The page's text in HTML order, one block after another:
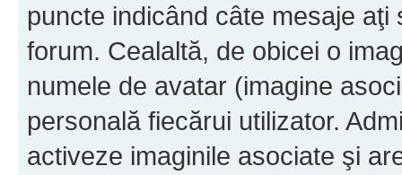
puncte indicând câte mesaje
forum. Cealaltă, de obicei o
numele de avatar (imagine
personală fiecărui utilizator.
activeze imaginile asociate şi